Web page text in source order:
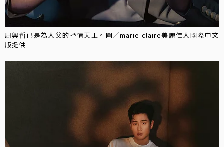
周興哲已是為人父的抒情天王。圖／marie claire美麗佳人國際中文
版提供